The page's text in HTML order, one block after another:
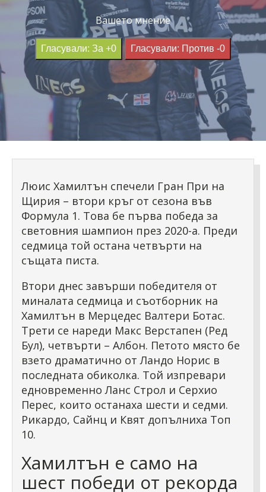
Вашето мнение
Гласували: За +0 Гласували: Против -0
Люис Хамилтън спечели Гран При на
Щирия – втори кръг от сезона във
Формула 1. Това бе първа победа за
световния шампион през 2020-а. Преди
седмица той остана четвърти на
същата писта.
Втори днес завърши победителя от
миналата седмица и съотборник на
Хамилтън в Мерцедес Валтери Ботас.
Трети се нареди Макс Верстапен (Ред
Бул), четвърти – Албон. Петото място бе
взето драматично от Ландо Норис в
последната обиколка. Той изпревари
едновременно Ланс Строл и Серхио
Перес, които останаха шести и седми.
Рикардо, Сайнц и Квят допълниха Топ
10.
Хамилтън е само на
шест победи от рекорда